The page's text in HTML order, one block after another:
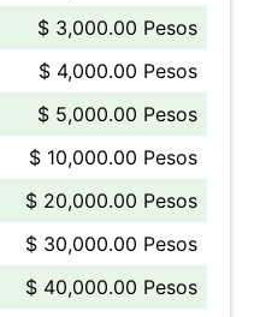
$ 3,000.00 Pesos
$ 4,000.00 Pesos
$ 5,000.00 Pesos
$ 10,000.00 Pesos
$ 20,000.00 Pesos
$ 30,000.00 Pesos
$ 40,000.00 Pesos